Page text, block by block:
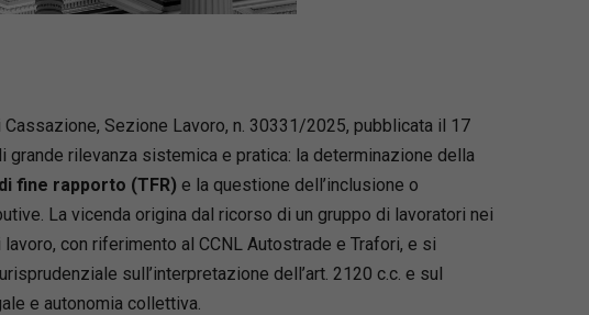
Sezione Lavoro, n. 30331/2025, pubblicata il 17
grande rilevanza sistemica e pratica: la determinazione della
fine rapporto (TFR) e la questione dell’inclusione o
La vicenda origina dal ricorso di un gruppo di lavoratori nei
con riferimento al CCNL Autostrade e Trafori, e si
sull’interpretazione dell’art. 2120 c.c. e sul
e autonomia collettiva.